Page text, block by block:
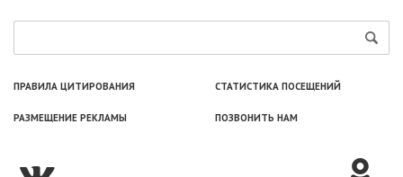
ПРАВИЛА ЦИТИРОВАНИЯ СТАТИСТИКА ПОСЕЩЕНИЙ
РАЗМЕЩЕНИЕ РЕКЛАМЫ ПОЗВОНИТЬ НАМ